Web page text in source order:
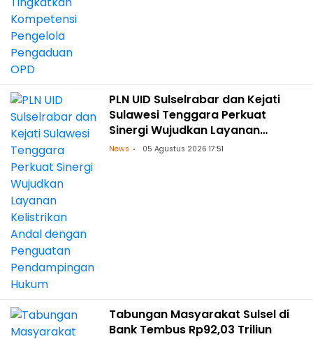
PLN UID Sulselrabar dan Kejati
Sulawesi Tenggara Perkuat
Sinergi Wujudkan Layanan
Kelistrikan Andal dengan
News 05 Agustus 2026 17:51
Tabungan Masyarakat Sulsel di
Bank Tembus Rp92,03 Triliun